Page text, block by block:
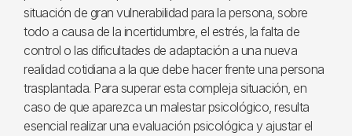
situación de gran vulnerabilidad para la persona, sobre
todo a causa de la incertidumbre, el estrés, la falta de
control o las dificultades de adaptación a una nueva
realidad cotidiana a la que debe hacer frente una persona
trasplantada. Para superar esta compleja situación, en
caso de que aparezca un malestar psicológico, resulta
esencial realizar una evaluación psicológica y ajustar el